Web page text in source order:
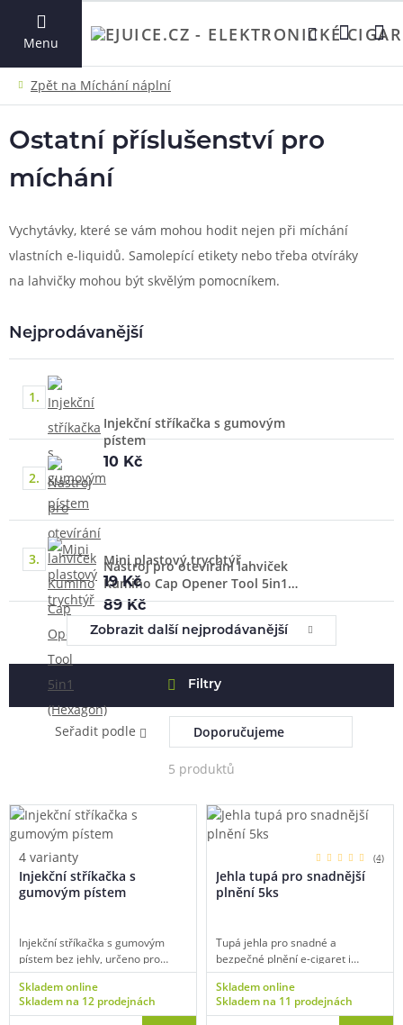
Menu
VYHLEDAT
Ostatní příslušenství pro
míchání
Vychytávky, které se vám mohou hodit nejen při míchání
vlastních e-liquidů. Samolepící etikety nebo třeba otvíráky
na lahvičky mohou být skvělým pomocníkem.
Nejprodávanější
1.
Injekční stříkačka s gumovým
pístem
10 Kč
2.
Nástroj pro otevírání lahviček
Kumiho Cap Opener Tool 5in1
(Hexagon)
89 Kč
3. Mini plastový trychtýř
19 Kč
Zobrazit další nejprodávanější
Filtry
Seřadit podle
5 produktů
4 varianty
Injekční stříkačka s
gumovým pístem
Injekční stříkačka s gumovým
pístem bez jehly, určeno pro
snadné odměření přesného
množství e-liquidu nebo aromatu
a báze, objem 1 ml, 2 ml, 5 ml, 10
Skladem online
Skladem na 12 prodejnách
(4)
Jehla tupá pro snadnější
plnění 5ks
Tupá jehla pro snadné a
bezpečné plnění e-cigaret i
míchání vlastních náplní.
Praktický pomocník pro přesné
dávkování liquidu. Balení
Skladem online
Skladem na 11 prodejnách